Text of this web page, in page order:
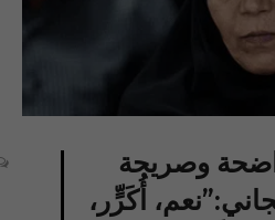
وصريحة
أُكَرٍّر،